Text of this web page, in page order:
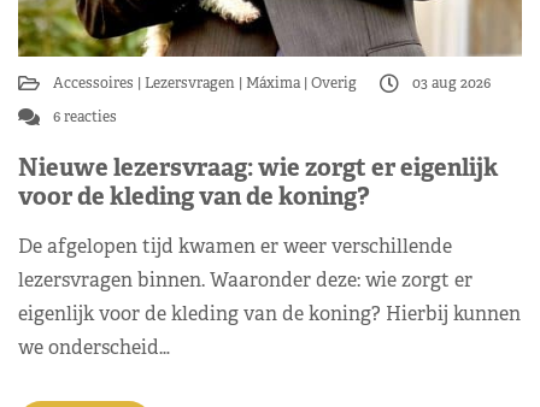
Accessoires Lezersvragen Máxima Overig
03 aug 2026
6 reacties
Nieuwe lezersvraag: wie zorgt er eigenlijk
voor de kleding van de koning?
De afgelopen tijd kwamen er weer verschillende
lezersvragen binnen. Waaronder deze: wie zorgt er
eigenlijk voor de kleding van de koning? Hierbij kunnen
we onderscheid…